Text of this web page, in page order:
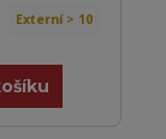
Externí > 10